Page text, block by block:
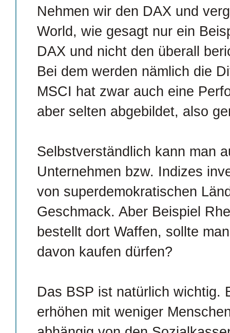
Nehmen wir den DAX und
World, wie gesagt nur ein
DAX und nicht den überall
Bei dem werden nämlich die
MSCI hat zwar auch eine
aber selten abgebildet, also
Selbstverständlich kann man
Unternehmen bzw. Indizes
von superdemokratischen
Geschmack. Aber Beispiel
bestellt dort Waffen, sollte
davon kaufen dürfen?
Das BSP ist natürlich wichtig.
erhöhen mit weniger